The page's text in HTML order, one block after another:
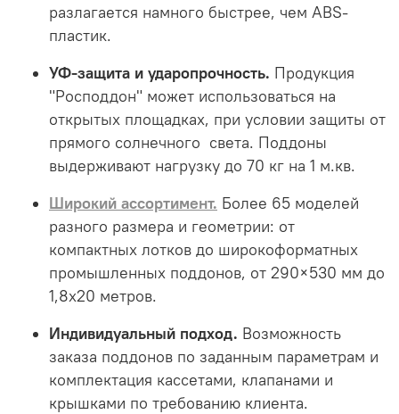
разлагается намного быстрее, чем ABS-
пластик.
УФ-защита и ударопрочность. Продукция
"Росподдон" может использоваться на
открытых площадках, при условии защиты от
прямого солнечного света. Поддоны
выдерживают нагрузку до 70 кг на 1 м.кв.
Широкий ассортимент. Более 65 моделей
разного размера и геометрии: от
компактных лотков до широкоформатных
промышленных поддонов, от 290×530 мм до
1,8х20 метров.
Индивидуальный подход. Возможность
заказа поддонов по заданным параметрам и
комплектация кассетами, клапанами и
крышками по требованию клиента.